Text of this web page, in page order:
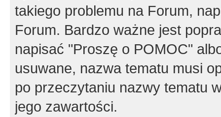
takiego problemu na Forum,
Forum. Bardzo ważne jest
napisać "Proszę o POMOC"
usuwane, nazwa tematu musi
po przeczytaniu nazwy tematu
jego zawartości.